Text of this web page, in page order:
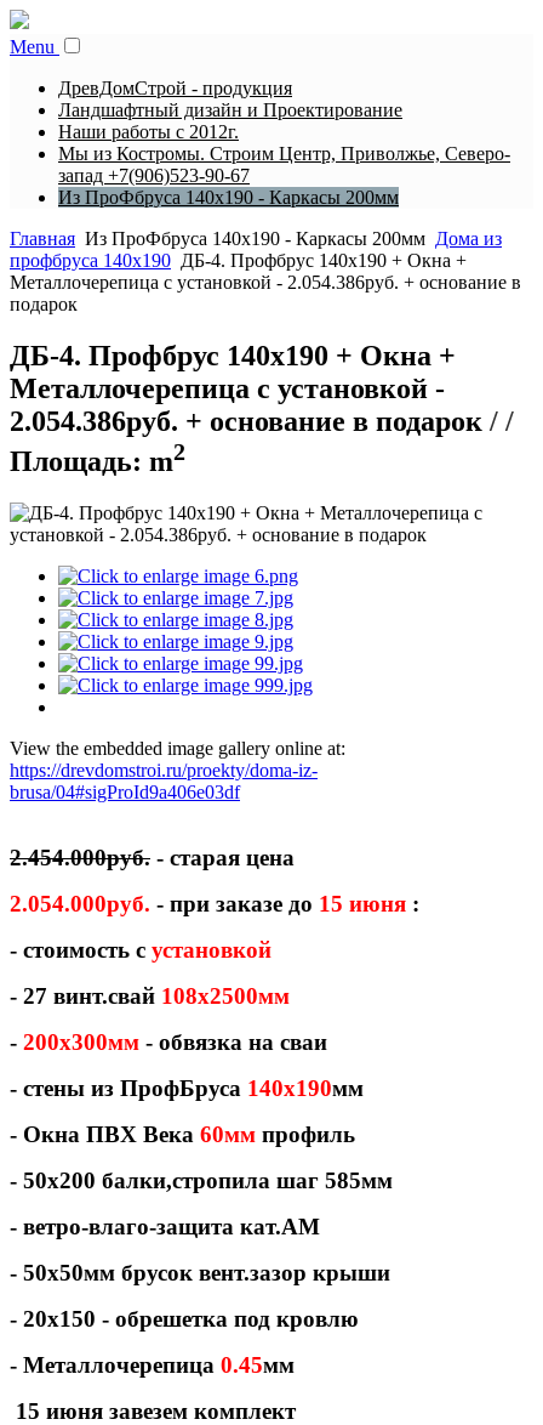
Menu
ДревДомСтрой - продукция
Ландшафтный дизайн и Проектирование
Наши работы с 2012г.
Мы из Костромы. Строим Центр, Приволжье, Северо-
запад +7(906)523-90-67
Из ПроФбруса 140х190 - Каркасы 200мм
Главная Из ПроФбруса 140х190 - Каркасы 200мм Дома из
профбруса 140х190 ДБ-4. Профбрус 140х190 + Окна +
Металлочерепица с установкой - 2.054.386руб. + основание в
подарок
ДБ-4. Профбрус 140х190 + Окна +
Металлочерепица с установкой -
2.054.386руб. + основание в подарок / /
Площадь: m2
View the embedded image gallery online at:
https://drevdomstroi.ru/proekty/doma-iz-
brusa/04#sigProId9a406e03df
2.454.000руб. - старая цена
2.054.000руб. - при заказе до 15 июня :
- стоимость с установкой
- 27 винт.свай 108х2500мм
- 200х300мм - обвязка на сваи
- стены из ПрофБруса 140х190мм
- Окна ПВХ Века 60мм профиль
- 50х200 балки,стропила шаг 585мм
- ветро-влаго-защита кат.АМ
- 50х50мм брусок вент.зазор крыши
- 20х150 - обрешетка под кровлю
- Металлочерепица 0.45мм
15 июня завезем комплект